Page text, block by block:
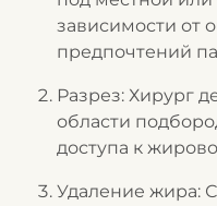
зависимости от
предпочтений
Разрез: Хирург
области
доступа к
Удаление жира: